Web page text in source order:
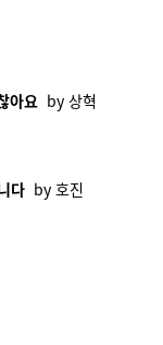
아요 by 상혁
다 by 호진